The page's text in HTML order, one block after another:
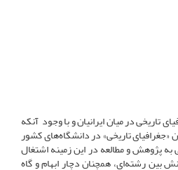
تاریخی در میان ایرانیان و با وجود آن­که
تاریخی» در دانشگاه‌های کشور
پژوهش و مطالعه در این زمینه اشتغال
بین رشته‌ای، همچنان دچار ابهام و گاه